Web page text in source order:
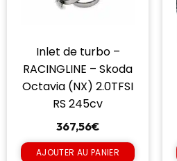
Inlet de turbo –
RACINGLINE – Skoda
Octavia (NX) 2.0TFSI
RS 245cv
367,56€
AJOUTER AU PANIER